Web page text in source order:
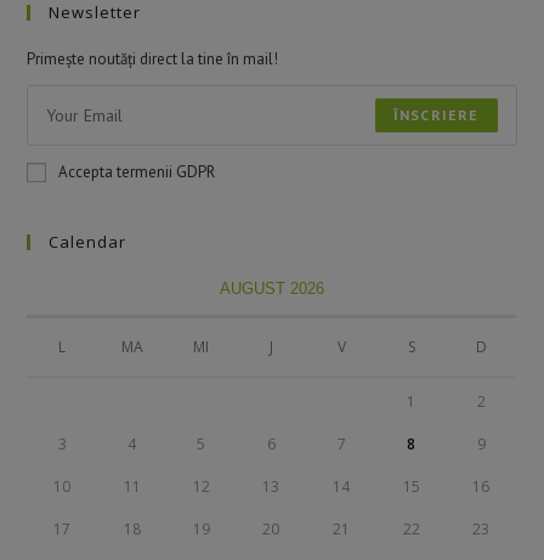
Newsletter
Primește noutăți direct la tine în mail!
ÎNSCRIERE
Accepta termenii GDPR
Calendar
AUGUST 2026
L MA MI J V S D
1 2
3 4 5 6 7 8 9
10 11 12 13 14 15 16
17 18 19 20 21 22 23